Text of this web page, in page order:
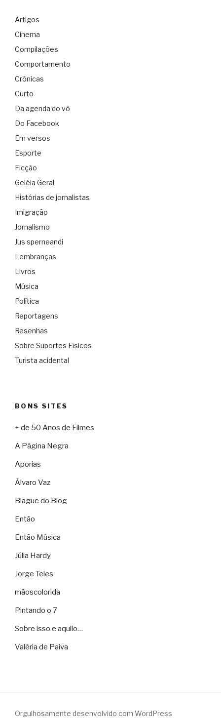
Artigos
Cinema
Compilações
Comportamento
Crônicas
Curto
Da agenda do vô
Do Facebook
Em versos
Esporte
Ficção
Geléia Geral
Histórias de jornalistas
Imigração
Jornalismo
Jus sperneandi
Lembranças
Livros
Música
Política
Reportagens
Resenhas
Sobre Suportes Físicos
Turista acidental
BONS SITES
+ de 50 Anos de Filmes
A Página Negra
Aporias
Álvaro Vaz
Blague do Blog
Então
Então Música
Júlia Hardy
Jorge Teles
mãoscolorida
Pintando o 7
Sobre isso e aquilo…
Valéria de Paiva
Orgulhosamente desenvolvido com WordPress